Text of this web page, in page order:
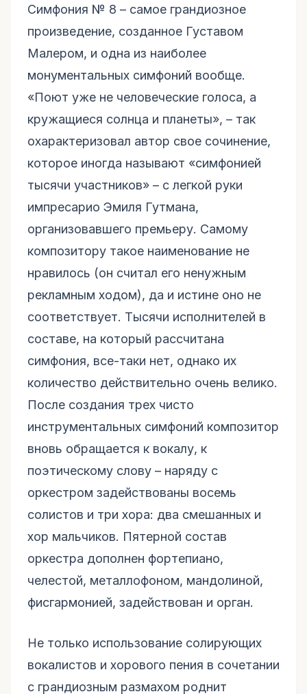
Симфония № 8 – самое грандиозное
произведение, созданное Густавом
Малером, и одна из наиболее
монументальных симфоний вообще.
«Поют уже не человеческие голоса, а
кружащиеся солнца и планеты», – так
охарактеризовал автор свое сочинение,
которое иногда называют «симфонией
тысячи участников» – с легкой руки
импресарио Эмиля Гутмана,
организовавшего премьеру. Самому
композитору такое наименование не
нравилось (он считал его ненужным
рекламным ходом), да и истине оно не
соответствует. Тысячи исполнителей в
составе, на который рассчитана
симфония, все-таки нет, однако их
количество действительно очень велико.
После создания трех чисто
инструментальных симфоний композитор
вновь обращается к вокалу, к
поэтическому слову – наряду с
оркестром задействованы восемь
солистов и три хора: два смешанных и
хор мальчиков. Пятерной состав
оркестра дополнен фортепиано,
челестой, металлофоном, мандолиной,
фисгармонией, задействован и орган.
Не только использование солирующих
вокалистов и хорового пения в сочетании
с грандиозным размахом роднит